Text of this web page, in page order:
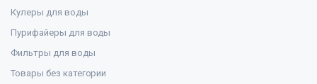
Кулеры для воды
Пурифайеры для воды
Фильтры для воды
Товары без категории